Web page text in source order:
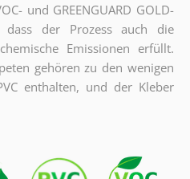
und GREENGUARD GOLD-
dass der Prozess auch die
Emissionen erfüllt.
gehören zu den wenigen
enthalten, und der Kleber